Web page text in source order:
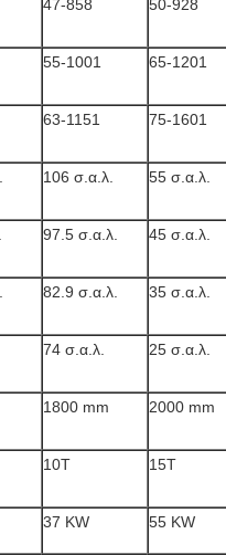
47-858 50-928
55-1001 65-1201
63-1151 75-1601
106 σ.α.λ. 55 σ.α.λ.
97.5 σ.α.λ. 45 σ.α.λ.
82.9 σ.α.λ. 35 σ.α.λ.
74 σ.α.λ. 25 σ.α.λ.
1800 mm 2000 mm
10T 15T
37 KW 55 KW